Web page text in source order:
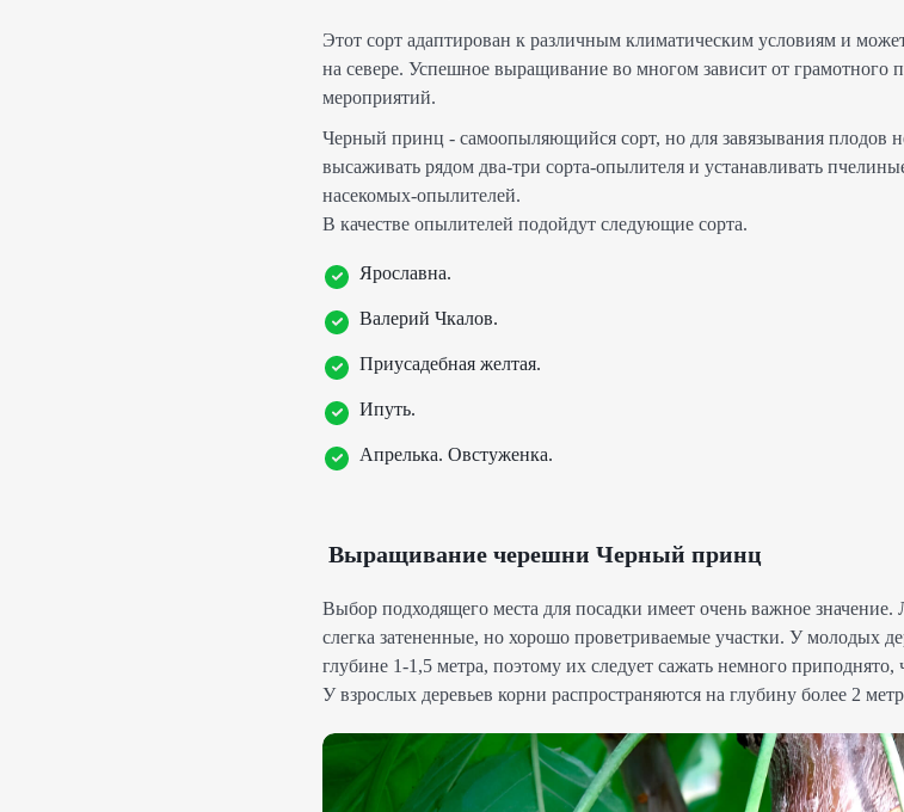
Этот сорт адаптирован к различным климатическим условиям и
на севере. Успешное выращивание во многом зависит от грамотного
мероприятий.
Черный принц - самоопыляющийся сорт, но для завязывания плодов
высаживать рядом два-три сорта-опылителя и устанавливать
насекомых-опылителей.
В качестве опылителей подойдут следующие сорта.
Ярославна.
Валерий Чкалов.
Приусадебная желтая.
Ипуть.
Апрелька. Овстуженка.
Выращивание черешни Черный принц
Выбор подходящего места для посадки имеет очень важное
слегка затененные, но хорошо проветриваемые участки. У молодых
глубине 1-1,5 метра, поэтому их следует сажать немного
У взрослых деревьев корни распространяются на глубину более 2